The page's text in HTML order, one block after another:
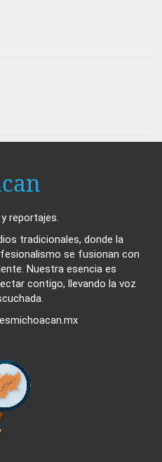
reportajes.
tradicionales, donde la
se fusionan con
Nuestra esencia es
contigo, llevando la voz